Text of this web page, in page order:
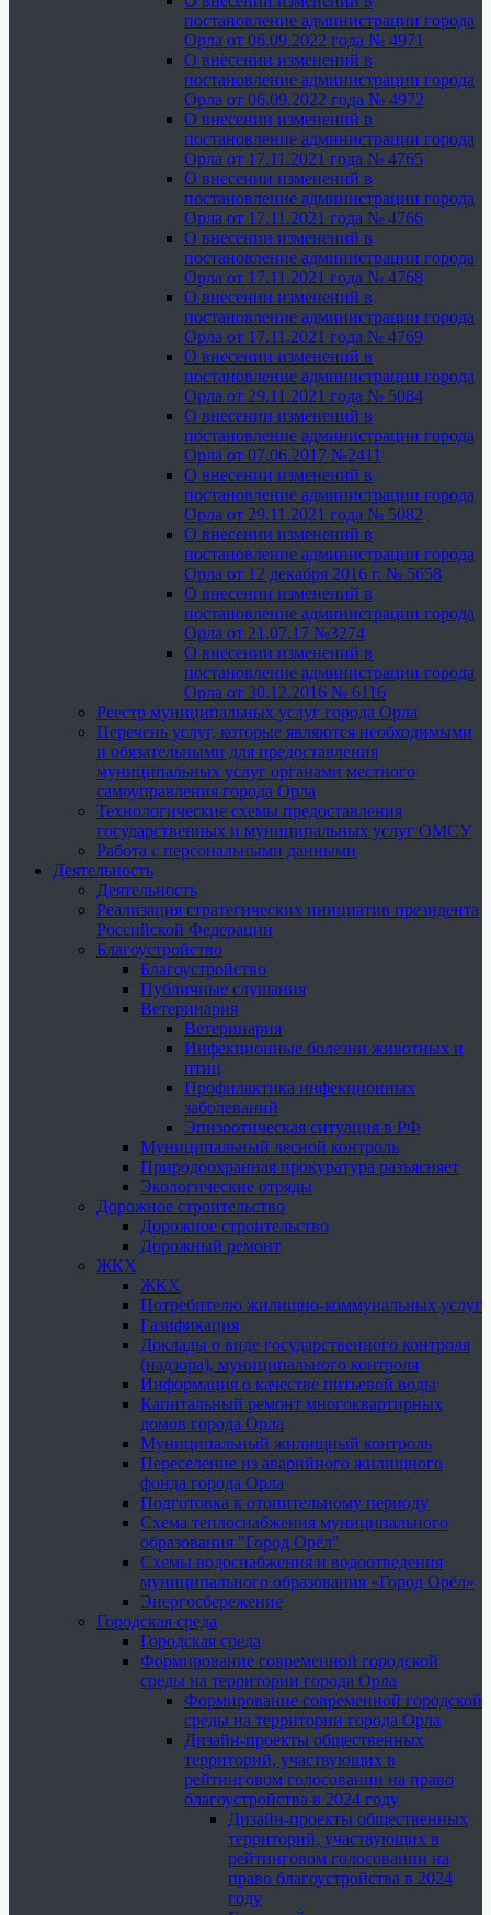
постановление администрации города
Орла от 06.09.2022 года № 4971
О внесении изменений в
постановление администрации города
Орла от 06.09.2022 года № 4972
О внесении изменений в
постановление администрации города
Орла от 17.11.2021 года № 4765
О внесении изменений в
постановление администрации города
Орла от 17.11.2021 года № 4766
О внесении изменений в
постановление администрации города
Орла от 17.11.2021 года № 4768
О внесении изменений в
постановление администрации города
Орла от 17.11.2021 года № 4769
О внесении изменений в
постановление администрации города
Орла от 29.11.2021 года № 5084
О внесении изменений в
постановление администрации города
Орла от 07.06.2017 №2411
О внесении изменений в
постановление администрации города
Орла от 29.11.2021 года № 5082
О внесении изменений в
постановление администрации города
Орла от 12 декабря 2016 г. № 5658
О внесении изменений в
постановление администрации города
Орла от 21.07.17 №3274
О внесении изменений в
постановление администрации города
Орла от 30.12.2016 № 6116
Реестр муниципальных услуг города Орла
Перечень услуг, которые являются необходимыми
и обязательными для предоставления
муниципальных услуг органами местного
самоуправления города Орла
Технологические схемы предоставления
государственных и муниципальных услуг ОМСУ
Работа с персональными данными
Деятельность
Деятельность
Реализация стратегических инициатив президента
Российской Федерации
Благоустройство
Благоустройство
Публичные слушания
Ветеринария
Ветеринария
Инфекционные болезни животных и
птиц
Профилактика инфекционных
заболеваний
Эпизоотическая ситуация в РФ
Муниципальный лесной контроль
Природоохранная прокуратура разъясняет
Экологические отряды
Дорожное строительство
Дорожное строительство
Дорожный ремонт
ЖКХ
ЖКХ
Потребителю жилищно-коммунальных услуг
Газификация
Доклады о виде государственного контроля
(надзора), муниципального контроля
Информация о качестве питьевой воды
Капитальный ремонт многоквартирных
домов города Орла
Муниципальный жилищный контроль
Переселение из аварийного жилищного
фонда города Орла
Подготовка к отопительному периоду
Схема теплоснабжения муниципального
образования "Город Орёл"
Схемы водоснабжения и водоотведения
муниципального образования «Город Орёл»
Энергосбережение
Городская среда
Городская среда
Формирование современной городской
среды на территории города Орла
Формирование современной городской
среды на территории города Орла
Дизайн-проекты общественных
территорий, участвующих в
рейтинговом голосовании на право
благоустройства в 2024 году
Дизайн-проекты общественных
территорий, участвующих в
рейтинговом голосовании на
право благоустройства в 2024
году